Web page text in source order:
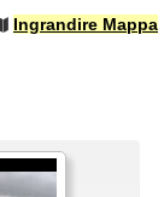
Ingrandire Mappa